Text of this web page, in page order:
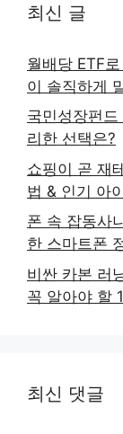
최신 글
월배당 ETF
이 솔직하게
국민성장펀
리한 선택은?
쇼핑이 곧 재
법 & 인기 아
폰 속 잡동사
한 스마트폰
비싼 카본 러
꼭 알아야 할
최신 댓글